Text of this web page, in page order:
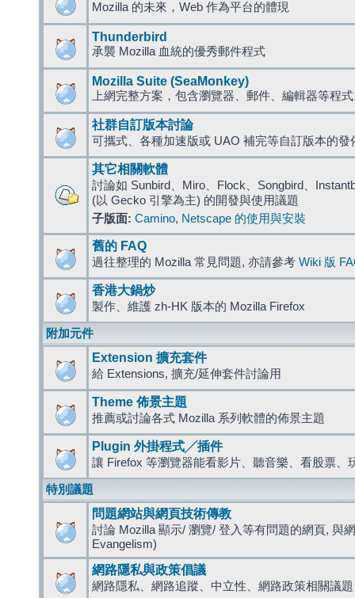
Mozilla 的未來，Web 作為平台的體現
Thunderbird
承襲 Mozilla 血統的優秀郵件程式
Mozilla Suite (SeaMonkey)
上網完整方案，包含瀏覽器、郵件、編輯器等程
社群自訂版本討論
可攜式、各種加速版或 UAO 補完等自訂版本的發
其它相關軟體
討論如 Sunbird、Miro、Flock、Songbird、
(以 Gecko 引擎為主) 的開發與使用議題
子版面: Camino, Netscape 的使用與安裝
舊的 FAQ
過往整理的 Mozilla 常見問題, 亦請參考 Wiki 版
香港大鍋炒
製作、維護 zh-HK 版本的 Mozilla Firefox
附加元件
Extension 擴充套件
給 Extensions, 擴充/延伸套件討論用
Theme 佈景主題
推薦或討論各式 Mozilla 系列軟體的佈景主題
Plugin 外掛程式╱插件
讓 Firefox 等瀏覽器能看影片、聽音樂、看股票、
特別議題
問題網站與網頁技術傳教
討論 Mozilla 顯示/ 瀏覽/ 登入等有問題的網頁, 與
Evangelism)
網路隱私與政策倡議
網路隱私、網路追蹤、中立性、網路政策相關議題